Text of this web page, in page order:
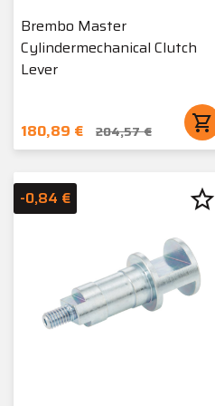
Brembo Master
Cylindermechanical Clutch
Lever
180,89 € 204,57 € shopping_cart
-0,84 € star_border